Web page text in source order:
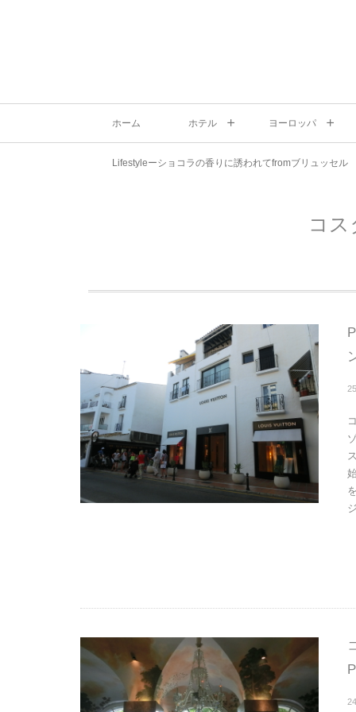
ホーム ホテル ヨーロッパ
Lifestyleーショコラの香りに誘われてfromブリュッセル
コ
25
24